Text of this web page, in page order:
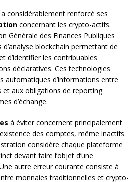
considérablement renforcé ses
concernant les crypto-actifs.
Générale des Finances Publiques
d’analyse blockchain permettant de
d’identifier les contribuables
déclaratives. Ces technologies
automatiques d’informations entre
et aux obligations de reporting
d’échange.
à éviter concernent principalement
des comptes, même inactifs
considère chaque plateforme
devant faire l’objet d’une
autre erreur courante consiste à
monnaies traditionnelles et crypto-